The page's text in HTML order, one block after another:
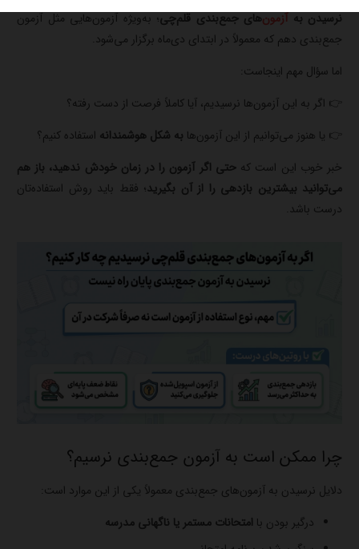
نرسیدن به آزمون‌های جمع‌بندی قلم‌چی؛ به‌ویژه آزمون‌هایی مثل آزمون
جمع‌بندی دهم که معمولاً در ابتدای دی‌ماه برگزار می‌شود.
اما سؤال مهم اینجاست:
👉 اگر به این آزمون‌ها نرسیدیم، آیا کاملاً فرصت از دست رفته؟
👉 یا هنوز می‌توانیم از این آزمون‌ها به شکل هوشمندانه استفاده کنیم؟
خبر خوب این است کهحتی اگر آزمون را در زمان خودش ندهید، باز هم
می‌توانید بیشترین بازدهی را از آن بگیرید؛ فقط باید روش استفاده‌تان
درست باشد.
چرا ممکن است به آزمون جمع‌بندی نرسیم؟
دلایل نرسیدن به آزمون‌های جمع‌بندی معمولاً یکی از این موارد است:
درگیر بودن با امتحانات مستمر یا ناگهانی مدرسه